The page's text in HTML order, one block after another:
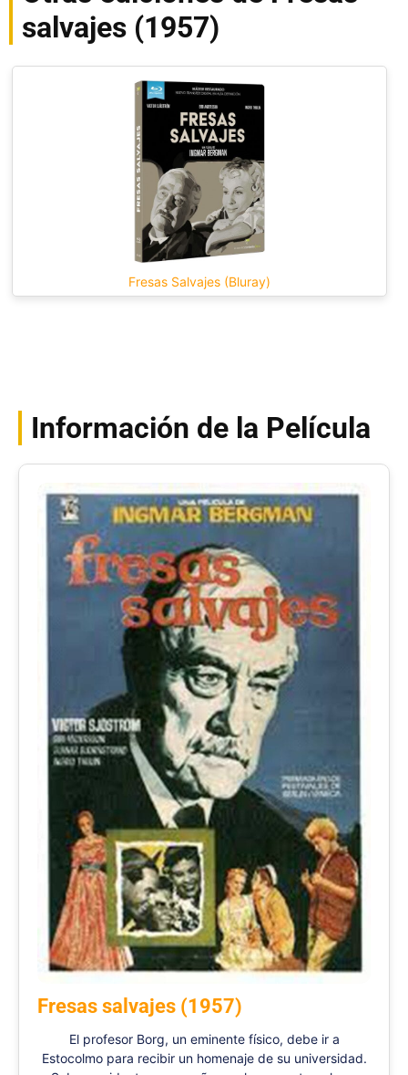
salvajes (1957)
Fresas Salvajes (Bluray)
Información de la Película
Fresas salvajes (1957)
El profesor Borg, un eminente físico, debe ir a
Estocolmo para recibir un homenaje de su universidad.